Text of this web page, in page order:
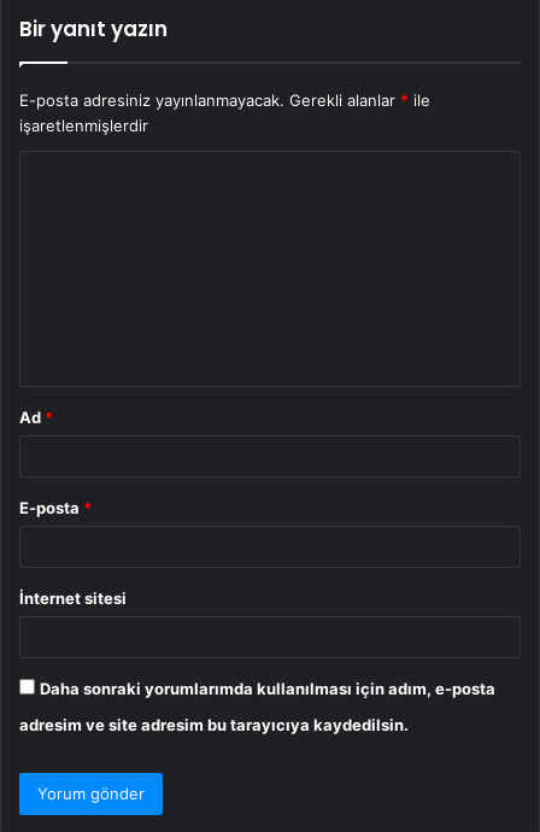
Bir yanıt yazın
E-posta adresiniz yayınlanmayacak. Gerekli alanlar * ile
işaretlenmişlerdir
Ad *
E-posta *
İnternet sitesi
Daha sonraki yorumlarımda kullanılması için adım, e-posta
adresim ve site adresim bu tarayıcıya kaydedilsin.